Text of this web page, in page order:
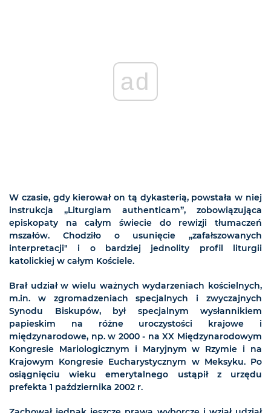
ad
W czasie, gdy kierował on tą dykasterią, powstała w niej
instrukcja „Liturgiam authenticam”, zobowiązująca
episkopaty na całym świecie do rewizji tłumaczeń
mszałów. Chodziło o usunięcie „zafałszowanych
interpretacji" i o bardziej jednolity profil liturgii
katolickiej w całym Kościele.
Brał udział w wielu ważnych wydarzeniach kościelnych,
m.in. w zgromadzeniach specjalnych i zwyczajnych
Synodu Biskupów, był specjalnym wysłannikiem
papieskim na różne uroczystości krajowe i
międzynarodowe, np. w 2000 - na XX Międzynarodowym
Kongresie Mariologicznym i Maryjnym w Rzymie i na
Krajowym Kongresie Eucharystycznym w Meksyku. Po
osiągnięciu wieku emerytalnego ustąpił z urzędu
prefekta 1 października 2002 r.